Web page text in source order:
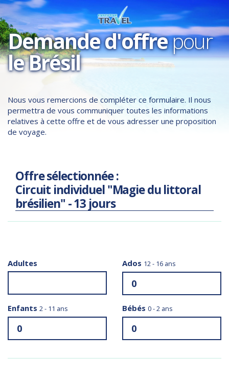
Demande d'offrepour
le Brésil
Nous vous remercions de compléter ce formulaire. Il nous
permettra de vous communiquer toutes les informations
relatives à cette offre et de vous adresser une proposition
de voyage.
Offre sélectionnée :
Circuit individuel "Magie du littoral
brésilien" - 13 jours
Adultes Ados 12 - 16 ans
Enfants 2 - 11 ans Bébés 0 - 2 ans